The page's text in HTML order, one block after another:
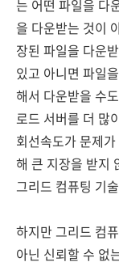
는 어떤 파일을 다
을 다운받는 것이
장된 파일을 다운
있고 아니면 파일
해서 다운받을 수
로드 서버를 더 많
회선속도가 문제
해 큰 지장을 받지
그리드 컴퓨팅 기
하지만 그리드 컴
아닌 신뢰할 수 없